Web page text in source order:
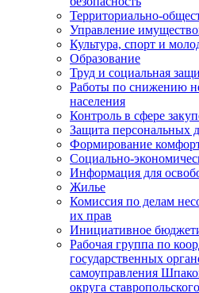
Территориально-
Управление
Культура, спорт и
Образование
Труд и социальная
Работы по снижению
населения
Контроль в сфере
Защита персональных
Формирование
Социально-
Информация для
Жилье
Комиссия по делам
их прав
Инициативное
Рабочая группа по
государственных
самоуправления
округа